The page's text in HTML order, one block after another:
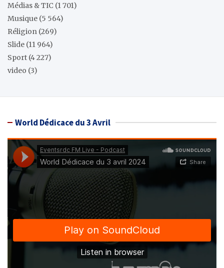
Médias & TIC (1 701)
Musique (5 564)
Réligion (269)
Slide (11 964)
Sport (4 227)
video (3)
World Dédicace du 3 Avril